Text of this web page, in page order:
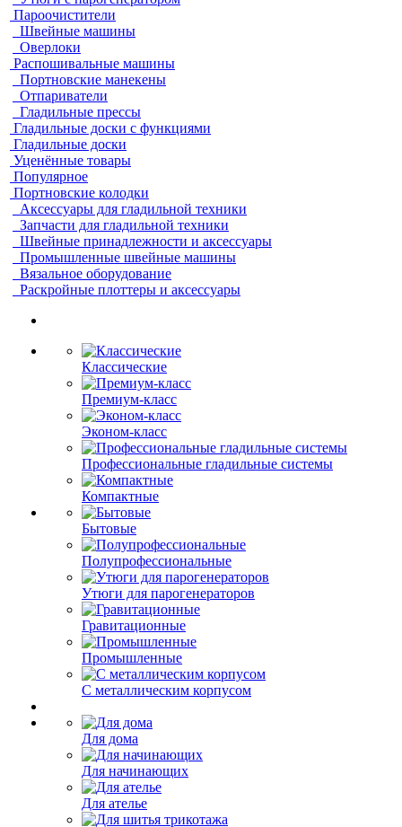
Пароочистители
Швейные машины
Оверлоки
Распошивальные машины
Портновские манекены
Отпариватели
Гладильные прессы
Гладильные доски с функциями
Гладильные доски
Уценённые товары
Популярное
Портновские колодки
Аксессуары для гладильной техники
Запчасти для гладильной техники
Швейные принадлежности и аксессуары
Промышленные швейные машины
Вязальное оборудование
Раскройные плоттеры и аксессуары
Классические
Премиум-класс
Эконом-класс
Профессиональные гладильные системы
Компактные
Бытовые
Полупрофессиональные
Утюги для парогенераторов
Гравитационные
Промышленные
С металлическим корпусом
Для дома
Для начинающих
Для ателье